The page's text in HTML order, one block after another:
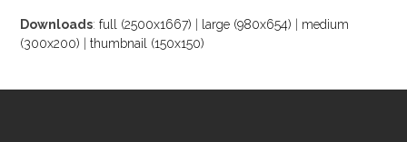
Downloads:full (2500x1667) large (980x654)
medium
(300x200) |thumbnail (150x150)